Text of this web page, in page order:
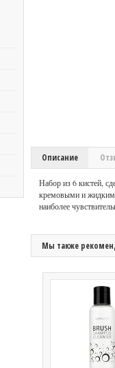
Описание
Набор из 6 кистей,
кремовыми и
наиболее
Мы также